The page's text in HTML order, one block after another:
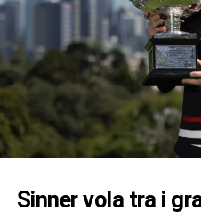
Sinner vola tra i